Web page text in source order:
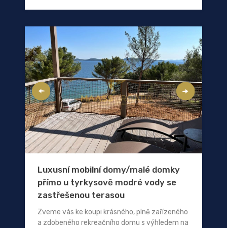
Luxusní mobilní domy/malé domky
přímo u tyrkysově modré vody se
zastřešenou terasou
Zveme vás ke koupi krásného, ​​plně zařízeného
a zdobeného rekreačního domu s výhledem na